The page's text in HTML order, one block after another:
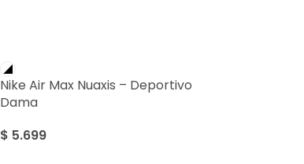
Nike Air Max Nuaxis – Deportivo
Dama
$ 5.699